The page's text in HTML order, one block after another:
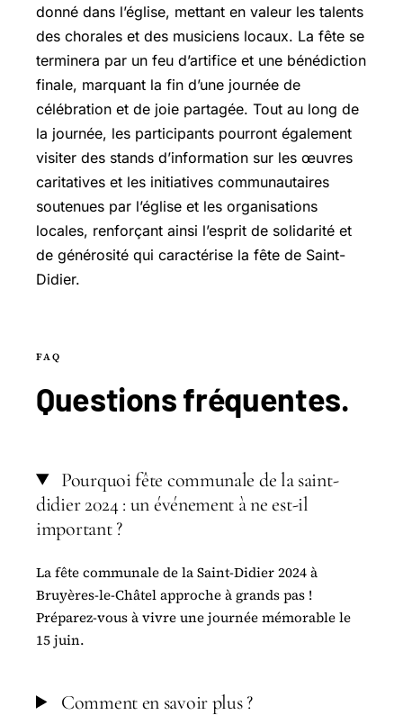
donné dans l’église, mettant en valeur les talents
des chorales et des musiciens locaux. La fête se
terminera par un feu d’artifice et une bénédiction
finale, marquant la fin d’une journée de
célébration et de joie partagée. Tout au long de
la journée, les participants pourront également
visiter des stands d’information sur les œuvres
caritatives et les initiatives communautaires
soutenues par l’église et les organisations
locales, renforçant ainsi l’esprit de solidarité et
de générosité qui caractérise la fête de Saint-
Didier.
FAQ
Questionsfréquentes.
Pourquoi fête communale de la saint-
didier 2024 : un événement à ne est-il
important ?
La fête communale de la Saint-Didier 2024 à
Bruyères-le-Châtel approche à grands pas !
Préparez-vous à vivre une journée mémorable le
15 juin.
Comment en savoir plus ?